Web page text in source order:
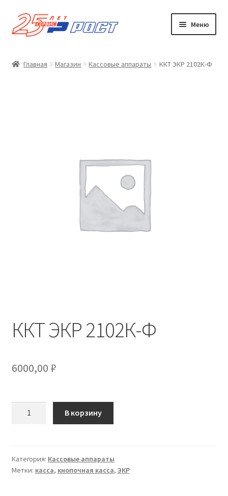
Перейти
к
Перейти
к
Меню
Главная Магазин Кассовые аппараты ККТ ЭКР 2102К-Ф
ККТ ЭКР 2102К-Ф
6000,00 ₽
2102К-
Ф
В корзину
Категория: Кассовые аппараты
Метки: касса, кнопочная касса, ЭКР